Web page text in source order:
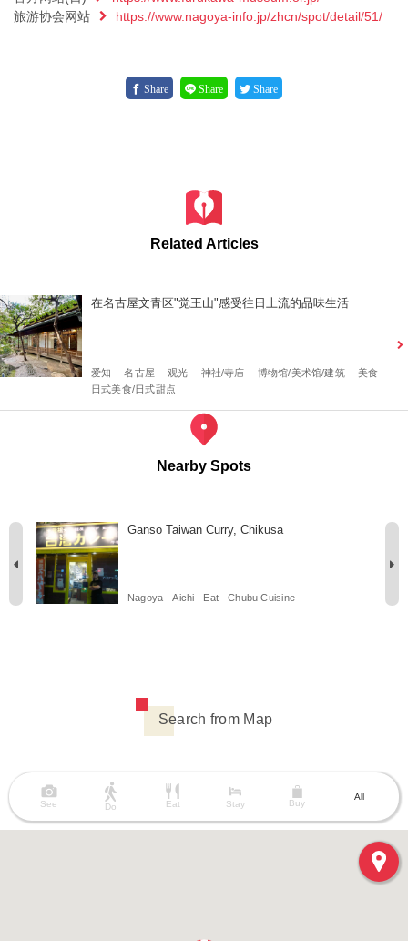
旅游协会网站
https://www.nagoya-info.jp/zhcn/spot/detail/51/
Share Share Share
Related Articles
在名古屋文青区"觉王山"感受往日上流的品味生活
爱知 名古屋 观光 神社/寺庙 博物馆/美术馆/建筑
美食
日式美食/日式甜点
Nearby Spots
Ganso Taiwan Curry, Chikusa
Nagoya Aichi Eat Chubu Cuisine
Search from Map
See Do Eat Stay Buy
All